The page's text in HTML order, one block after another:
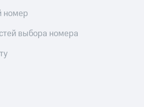
номер
выбора номера